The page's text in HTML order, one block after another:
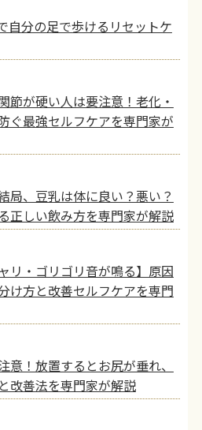
分の足で歩けるリセットケ
節が硬い人は要注意！老化・
ぐ最強セルフケアを専門家が
局、豆乳は体に良い？悪い？
正しい飲み方を専門家が解説
リ・ゴリゴリ音が鳴る】原因
け方と改善セルフケアを専門
意！放置するとお尻が垂れ、
改善法を専門家が解説